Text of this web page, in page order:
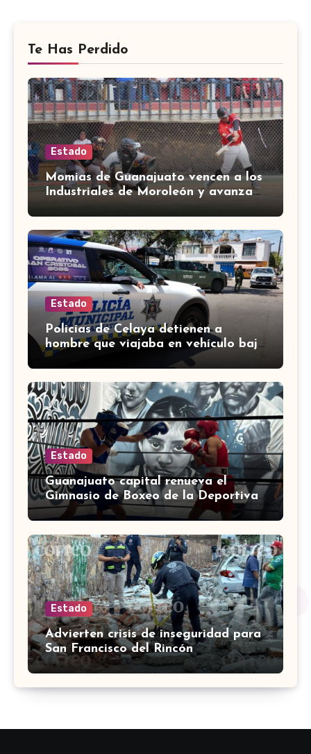
Te Has Perdido
Estado
Momias de Guanajuato vencen a los
Industriales de Moroleón y avanzan
a la final estatal de béisbol
Estado
Policías de Celaya detienen a
hombre que viajaba en vehículo bajo
investigación
Estado
Guanajuato capital renueva el
Gimnasio de Boxeo de la Deportiva
Torres Landa
Estado
Advierten crisis de inseguridad para
San Francisco del Rincón